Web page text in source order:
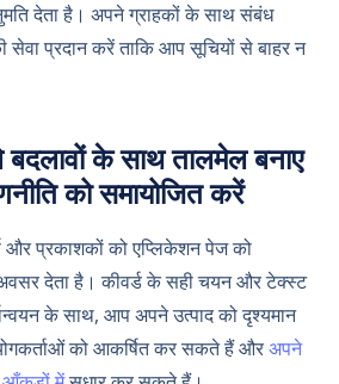
देता है। अपने ग्राहकों के साथ संबंध
सेवा प्रदान करें ताकि आप सूचियों से बाहर न
बदलावों के साथ तालमेल बनाए
को समायोजित करें
प्रकाशकों को एप्लिकेशन पेज को
देता है। कीवर्ड के सही चयन और टेक्स्ट
के साथ, आप अपने उत्पाद को दृश्यमान
को आकर्षित कर सकते हैं औरअपने